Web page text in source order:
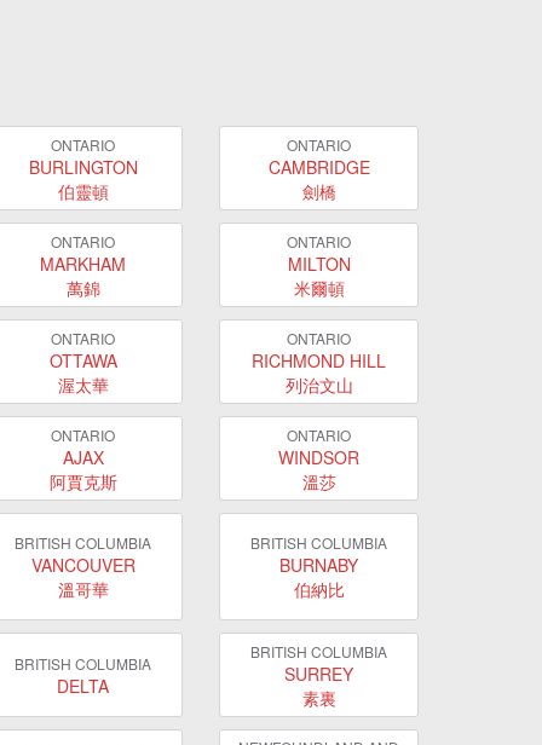
ONTARIO
BURLINGTON
伯靈頓
ONTARIO
CAMBRIDGE
劍橋
ONTARIO
MARKHAM
萬錦
ONTARIO
MILTON
米爾頓
ONTARIO
OTTAWA
渥太華
ONTARIO
RICHMOND HILL
列治文山
ONTARIO
AJAX
阿賈克斯
ONTARIO
WINDSOR
溫莎
BRITISH COLUMBIA
VANCOUVER
溫哥華
BRITISH COLUMBIA
BURNABY
伯納比
BRITISH COLUMBIA
DELTA
BRITISH COLUMBIA
SURREY
素裏